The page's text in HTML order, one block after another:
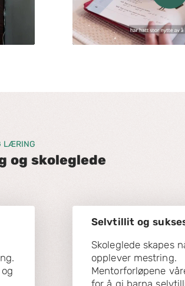
LÆRING
og skoleglede
Selvtillit og
Skoleglede skapes
opplever mestring.
Mentorforløpene
for å gi barna